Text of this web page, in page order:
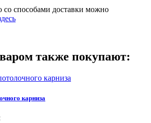
со способами доставки можно
также покупают:
карниза